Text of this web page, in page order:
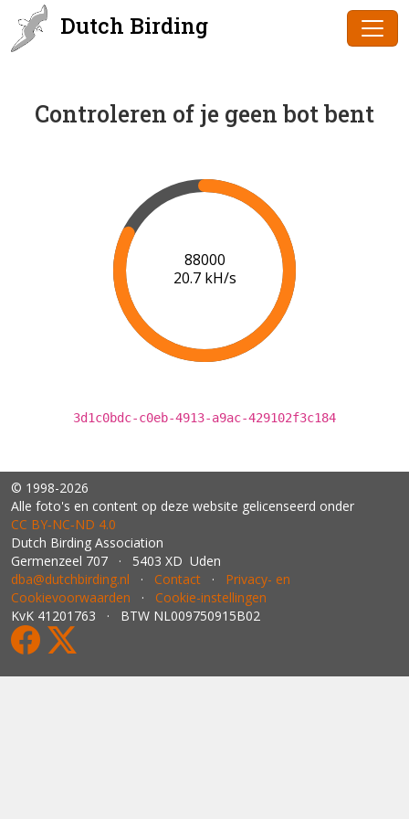
Dutch Birding
Controleren of je geen bot bent
90000
20.8 kH/s
3d1c0bdc-c0eb-4913-a9ac-429102f3c184
© 1998-2026
Alle foto's en content op deze website gelicenseerd onder
CC BY‑NC‑ND 4.0
Dutch Birding Association
Germenzeel 707 · 5403 XD Uden
dba@dutchbirding.nl · Contact · Privacy- en
Cookievoorwaarden · Cookie-instellingen
KvK 41201763 · BTW NL009750915B02